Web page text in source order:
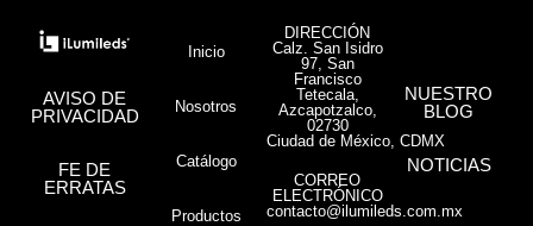
AVISO DE
PRIVACIDAD
FE DE
ERRATAS
Inicio
Nosotros
Catálogo
Productos
DIRECCIÓN
Calz. San Isidro
97, San
Francisco
Tetecala,
Azcapotzalco,
02730
Ciudad de México, CDMX
CORREO
ELECTRÓNICO
contacto@ilumileds.com.mx
NUESTRO
BLOG
NOTICIAS